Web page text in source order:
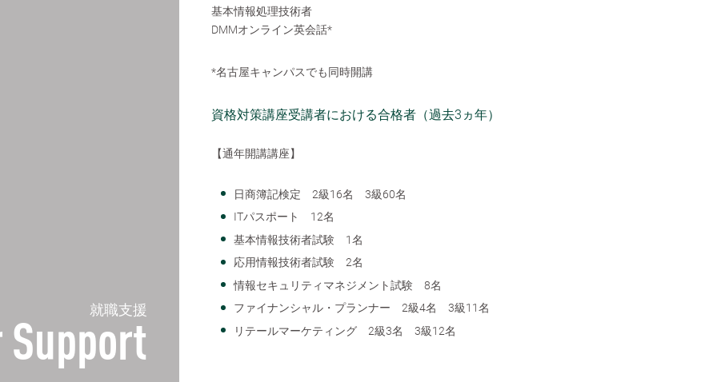
就職支援
Support
基本情報処理技術者
DMMオンライン英会話*
*名古屋キャンパスでも同時開講
資格対策講座受講者における合格者（過去3ヵ年）
【通年開講講座】
日商簿記検定 2級16名 3級60名
ITパスポート 12名
基本情報技術者試験 1名
応用情報技術者試験 2名
情報セキュリティマネジメント試験 8名
ファイナンシャル・プランナー 2級4名 3級11名
リテールマーケティング 2級3名 3級12名